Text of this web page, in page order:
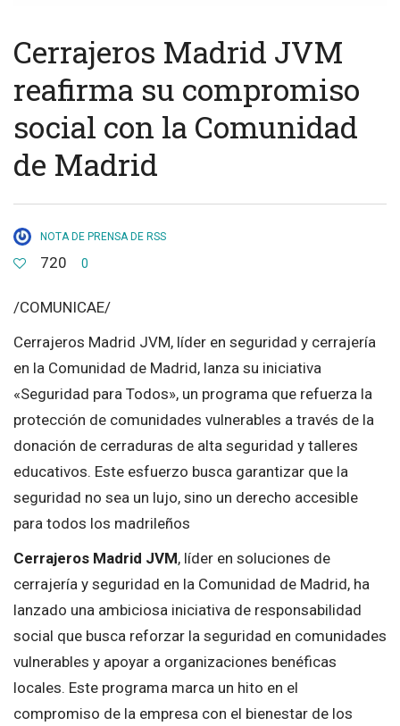
Cerrajeros Madrid JVM
reafirma su compromiso
social con la Comunidad
de Madrid
NOTA DE PRENSA DE RSS
720 0
/COMUNICAE/
Cerrajeros Madrid JVM, líder en seguridad y cerrajería
en la Comunidad de Madrid, lanza su iniciativa
«Seguridad para Todos», un programa que refuerza la
protección de comunidades vulnerables a través de la
donación de cerraduras de alta seguridad y talleres
educativos. Este esfuerzo busca garantizar que la
seguridad no sea un lujo, sino un derecho accesible
para todos los madrileños
Cerrajeros Madrid JVM, líder en soluciones de
cerrajería y seguridad en la Comunidad de Madrid, ha
lanzado una ambiciosa iniciativa de responsabilidad
social que busca reforzar la seguridad en comunidades
vulnerables y apoyar a organizaciones benéficas
locales. Este programa marca un hito en el
compromiso de la empresa con el bienestar de los